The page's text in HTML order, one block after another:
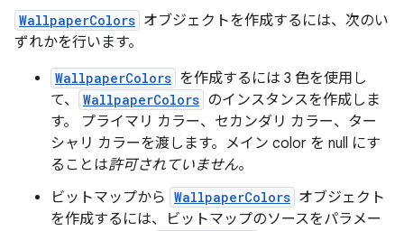
WallpaperColors オブジェクトを作成するには、次のい
ずれかを行います。
WallpaperColors を作成するには 3 色を使用し
て、
WallpaperColors のインスタンスを作成しま
す。 プライマリ カラー、セカンダリ カラー、ター
シャリ カラーを渡します。メイン color を null にす
ることは許可されていません。
ビットマップから WallpaperColors オブジェクト
を作成するには、ビットマップのソースをパラメー